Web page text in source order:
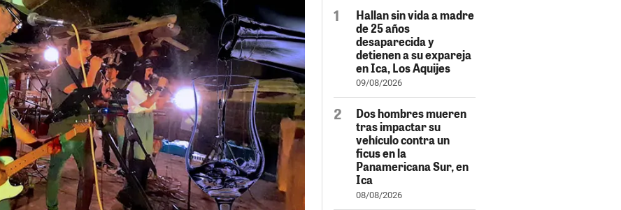
Hallan sin vida a madre
de 25 años
desaparecida y
detienen a su expareja
en Ica, Los Aquijes
09/08/2026
Dos hombres mueren
tras impactar su
vehículo contra un
ficus en la
Panamericana Sur, en
Ica
08/08/2026